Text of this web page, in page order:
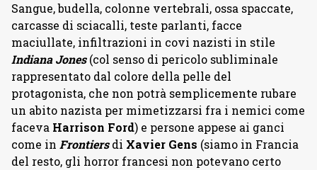
Sangue, budella, colonne vertebrali, ossa spaccate,
carcasse di sciacalli, teste parlanti, facce
maciullate, infiltrazioni in covi nazisti in stile
Indiana Jones(col senso di pericolo subliminale
rappresentato dal colore della pelle del
protagonista, che non potrà semplicemente rubare
un abito nazista per mimetizzarsi fra i nemici come
faceva Harrison Ford) e persone appese ai ganci
come in Frontiersdi Xavier Gens (siamo in Francia
del resto, gli horror francesi non potevano certo